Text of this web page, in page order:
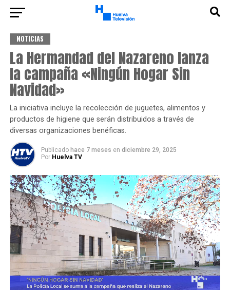
NOTICIAS
La Hermandad del Nazareno lanza
la campaña «Ningún Hogar Sin
Navidad»
La iniciativa incluye la recolección de juguetes, alimentos y
productos de higiene que serán distribuidos a través de
diversas organizaciones benéficas.
Publicado hace 7 meses en diciembre 29, 2025
Por Huelva TV